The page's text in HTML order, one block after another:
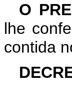
O
lhe
contida